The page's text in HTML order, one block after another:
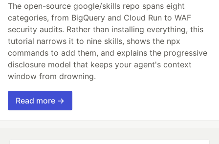
The open-source google/skills repo spans eight
categories, from BigQuery and Cloud Run to WAF
security audits. Rather than installing everything, this
tutorial narrows it to nine skills, shows the npx
commands to add them, and explains the progressive
disclosure model that keeps your agent's context
window from drowning.
Read more →